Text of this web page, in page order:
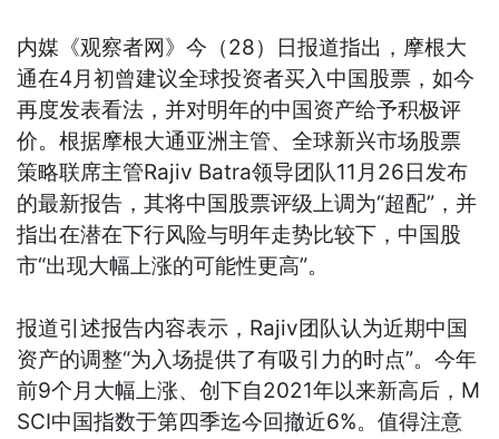
内媒《观察者网》今（28）日报道指出，摩根大
通在4月初曾建议全球投资者买入中国股票，如今
再度发表看法，并对明年的中国资产给予积极评
价。根据摩根大通亚洲主管、全球新兴市场股票
策略联席主管Rajiv Batra领导团队11月26日发布
的最新报告，其将中国股票评级上调为“超配”，并
指出在潜在下行风险与明年走势比较下，中国股
市“出现大幅上涨的可能性更高”。
报道引述报告内容表示，Rajiv团队认为近期中国
资产的调整“为入场提供了有吸引力的时点”。今年
前9个月大幅上涨、创下自2021年以来新高后，M
SCI中国指数于第四季迄今回撤近6%。值得注意